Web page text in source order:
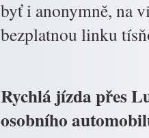
byť i anonymně, na
bezplatnou linku
Rychlá jízda přes
osobního